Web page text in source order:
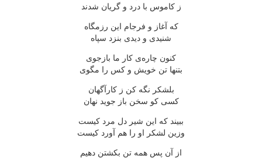
ز کاموس با درد و گریان شدند
که آغاز و فرجام این رزمگاه
شنیدی و دیدی بنزد سپاه
کنون چاره‌ی کار ما بازجوی
بتنها تن خویش و کس را مگوی
بلشکر نگه کن ز کارآگهان
کسی کو سخن باز جوید نهان
ببیند که این شیر دل مرد کیست
وزین لشکر او را هم آورد کیست
از آن پس همه تن بکشتن دهیم